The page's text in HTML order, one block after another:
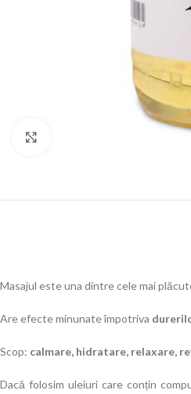
Masajul este una dintre cele mai
Are efecte minunate împotriva
Scop: calmare, hidratare, relaxare,
Dacă folosim uleiuri care conțin